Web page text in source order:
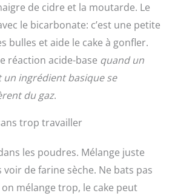
de cidre et la moutarde. Le
le bicarbonate: c’est une petite
bulles et aide le cake à gonfler.
réaction acide-base quand un
ingrédient basique se
du gaz.
trop travailler
les poudres. Mélange juste
de farine sèche. Ne bats pas
mélange trop, le cake peut